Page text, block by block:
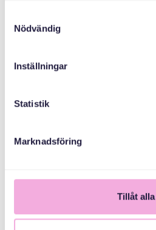
Nödvändig
Inställningar
Statistik
Marknadsföring
Tillåt alla